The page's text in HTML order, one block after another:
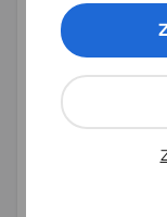
Toyota Corolla
202274 691 km
Auta krajowe
Miesięczna rata